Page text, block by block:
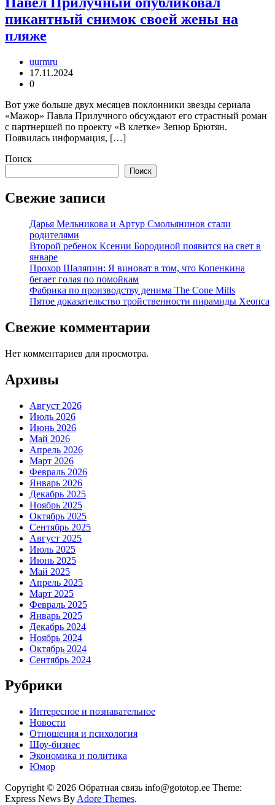
пикантный снимок своей жены на
пляже
uurmru
17.11.2024
0
Вот уже больше двух месяцев поклонники звезды сериала
«Мажор» Павла Прилучного обсуждают его страстный роман
с партнершей по проекту «В клетке» Зепюр Брютян.
Появилась информация, […]
Поиск
Поиск
Свежие записи
Дарья Мельникова и Артур Смольянинов стали
родителями
Второй ребенок Ксении Бородиной появится на свет в
январе
Прохор Шаляпин: Я виноват в том, что Копенкина
бегает голая по помойкам
Фабрика по производству денима The Cone Mills
Пятое доказательство тройственности пирамиды Хеопса
Свежие комментарии
Нет комментариев для просмотра.
Архивы
Август 2026
Июль 2026
Июнь 2026
Май 2026
Апрель 2026
Март 2026
Февраль 2026
Январь 2026
Декабрь 2025
Ноябрь 2025
Октябрь 2025
Сентябрь 2025
Август 2025
Июль 2025
Июнь 2025
Май 2025
Апрель 2025
Март 2025
Февраль 2025
Январь 2025
Декабрь 2024
Ноябрь 2024
Октябрь 2024
Сентябрь 2024
Рубрики
Интересное и познавательное
Новости
Отношения и психология
Шоу-бизнес
Экономика и политика
Юмор
Copyright © 2026 Обратная связь info@gototop.ee Theme:
Express News By Adore Themes.